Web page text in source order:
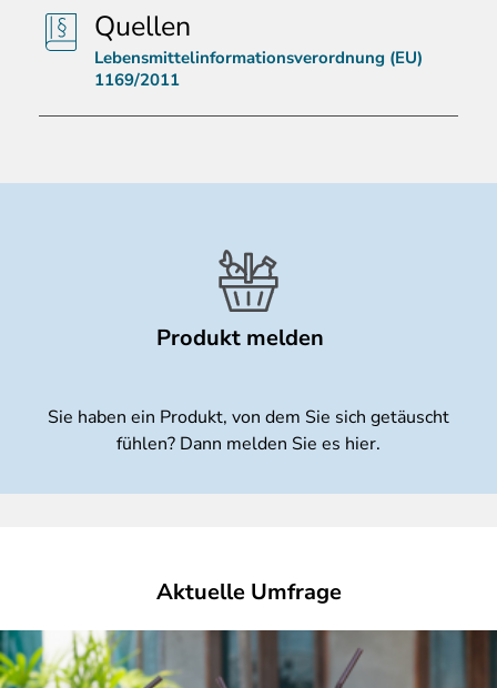
Quellen
Lebensmittelinformationsverordnung (EU)
1169/2011
Produkt melden
Sie haben ein Produkt, von dem Sie sich getäuscht
fühlen? Dann melden Sie es hier.
Aktuelle Umfrage